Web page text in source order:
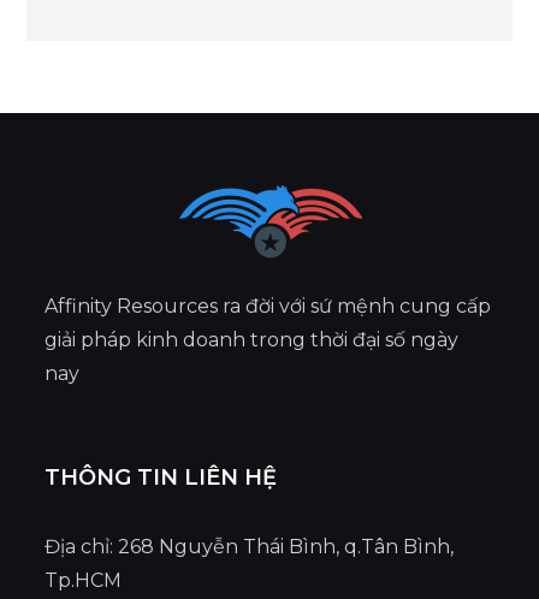
Affinity Resources ra đời với sứ mệnh cung cấp
giải pháp kinh doanh trong thời đại số ngày
nay
THÔNG TIN LIÊN HỆ
Địa chỉ: 268 Nguyễn Thái Bình, q.Tân Bình,
Tp.HCM